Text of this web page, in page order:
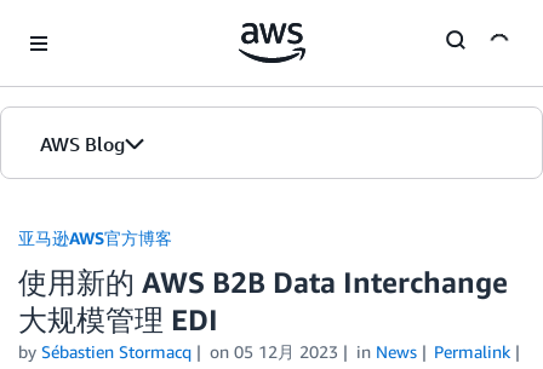
AWS Blog
首页
版本
亚马逊AWS官方博客
使用新的 AWS B2B Data Interchange
大规模管理 EDI
by Sébastien Stormacq on 05 12月 2023 in News
Permalink